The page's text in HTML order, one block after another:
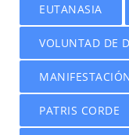
EUTANASIA
VOLUNTAD DE
PATRIS CORDE